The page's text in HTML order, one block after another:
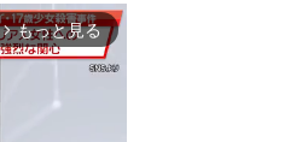
arrow_forward_ios もっと見る